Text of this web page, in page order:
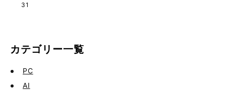
31
カテゴリー一覧
PC
AI